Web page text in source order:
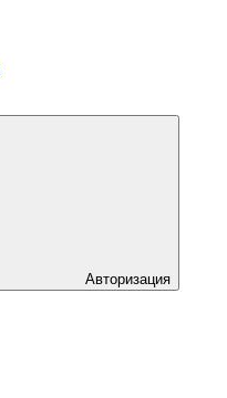
Авторизация